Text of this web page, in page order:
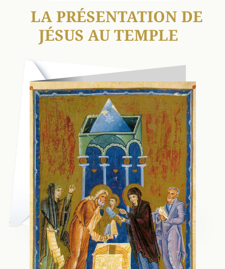
LA PRÉSENTATION DE
JÉSUS AU TEMPLE